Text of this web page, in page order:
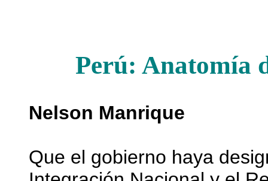
Perú: Anatomía
Nelson Manrique
Que el gobierno haya